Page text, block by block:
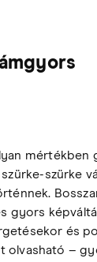
mértékben
szürke
gyors
és
olvasható –